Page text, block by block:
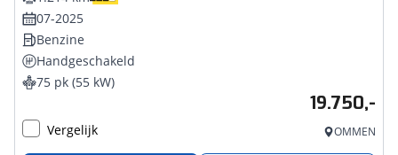
07-2025
Benzine
Handgeschakeld
75 pk (55 kW)
19.750,-
Vergelijk OMMEN